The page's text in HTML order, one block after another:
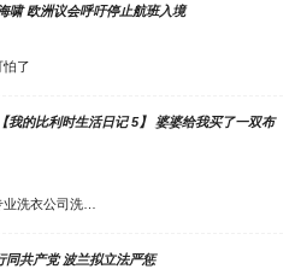
啸 欧洲议会呼吁停止航班入境
怕了
我的比利时生活日记 5】 婆婆给我买了一双布
洗衣公司洗…
同共产党 波兰拟立法严惩